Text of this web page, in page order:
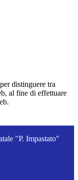
distinguere tra
al fine di effettuare
"P. Impastato"